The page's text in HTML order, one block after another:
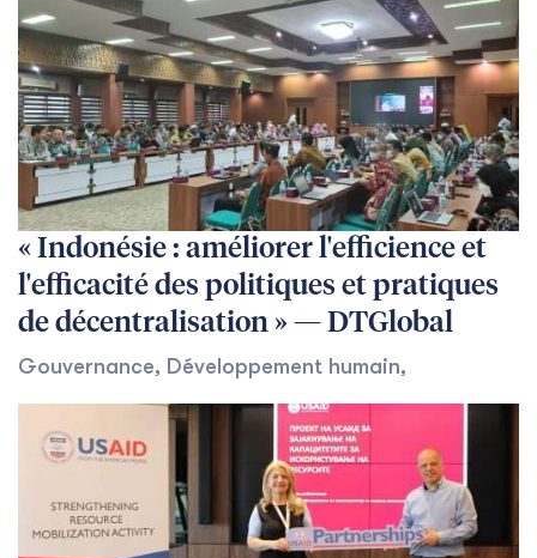
« Indonésie : améliorer l'efficience et
l'efficacité des politiques et pratiques
de décentralisation » — DTGlobal
Gouvernance, Développement humain,